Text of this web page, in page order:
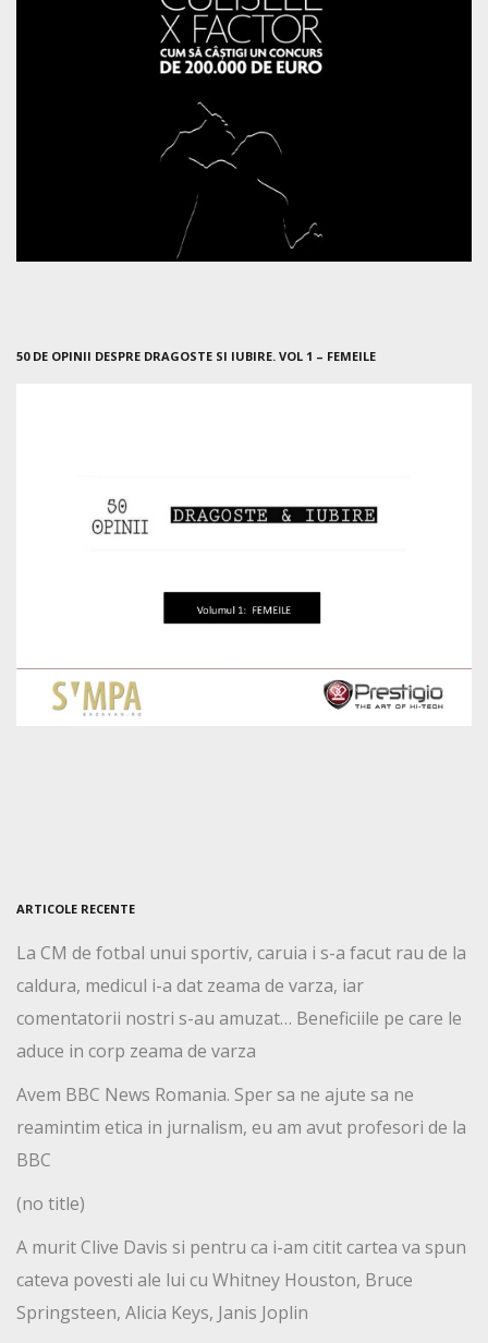
50 DE OPINII DESPRE DRAGOSTE SI IUBIRE. VOL 1 – FEMEILE
ARTICOLE RECENTE
La CM de fotbal unui sportiv, caruia i s-a facut rau de la
caldura, medicul i-a dat zeama de varza, iar
comentatorii nostri s-au amuzat… Beneficiile pe care le
aduce in corp zeama de varza
Avem BBC News Romania. Sper sa ne ajute sa ne
reamintim etica in jurnalism, eu am avut profesori de la
BBC
(no title)
A murit Clive Davis si pentru ca i-am citit cartea va spun
cateva povesti ale lui cu Whitney Houston, Bruce
Springsteen, Alicia Keys, Janis Joplin